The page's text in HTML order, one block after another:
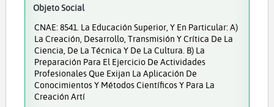
Objeto Social
CNAE: 8541. La Educación Superior, Y En Particular: A)
La Creación, Desarrollo, Transmisión Y Crítica De La
Ciencia, De La Técnica Y De La Cultura. B) La
Preparación Para El Ejercicio De Actividades
Profesionales Que Exijan La Aplicación De
Conocimientos Y Métodos Científicos Y Para La
Creación Artí